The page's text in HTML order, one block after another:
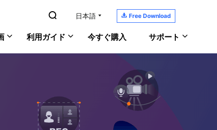
 日本語  Free Download
PC画面/音声/ウェブカメラを録画
ScreenShot
PCでスクリーンショットを撮る
利用ガイド
YouTubeの音楽を録音
Macで画面と音声を記録
PCでゲーム実況を録画
今すぐ購入 サポート
サポートセンター
ガイド、ライセンス、お問い合わせ
ダウンロードセンター
ソフトをダウンロードしよう